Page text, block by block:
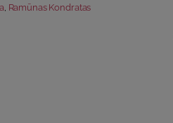
Ramūnas Kondratas